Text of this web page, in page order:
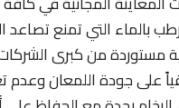
بالماء التي تمنع تصاعد
مستوردة من كبرى
على جودة اللمعان وعدم